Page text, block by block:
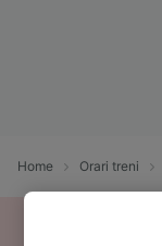
Home Orari treni